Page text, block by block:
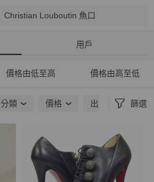
Christian Louboutin 魚口
用戶
價格由低至高 價格由高至低
分類 價格 出貨地點 篩選